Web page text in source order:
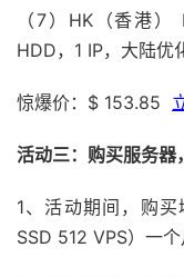
（7）HK（香港
HDD，1 IP，大陆优
惊爆价：$ 153.85
活动三：购买服务器
1、活动期间，购
SSD 512 VPS）一个